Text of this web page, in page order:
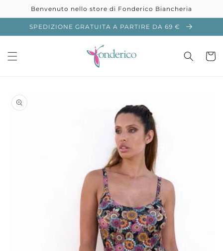
direttamente
ai contenuti
Benvenuto nello store di Fonderico Biancheria
SPEDIZIONE GRATUITA A PARTIRE DA 69 €
Passa alle
informazioni
sul prodotto